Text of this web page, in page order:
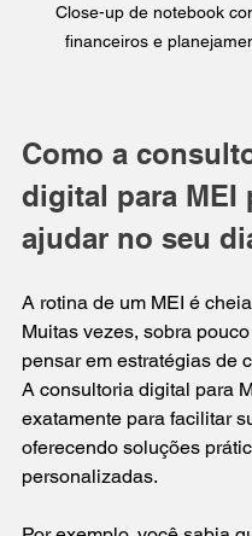
Close-up de notebook
financeiros e
Como a
digital para MEI
ajudar no seu
A rotina de um MEI é
Muitas vezes, sobra
pensar em estratégias de
A consultoria digital para
exatamente para facilitar
oferecendo soluções
personalizadas.